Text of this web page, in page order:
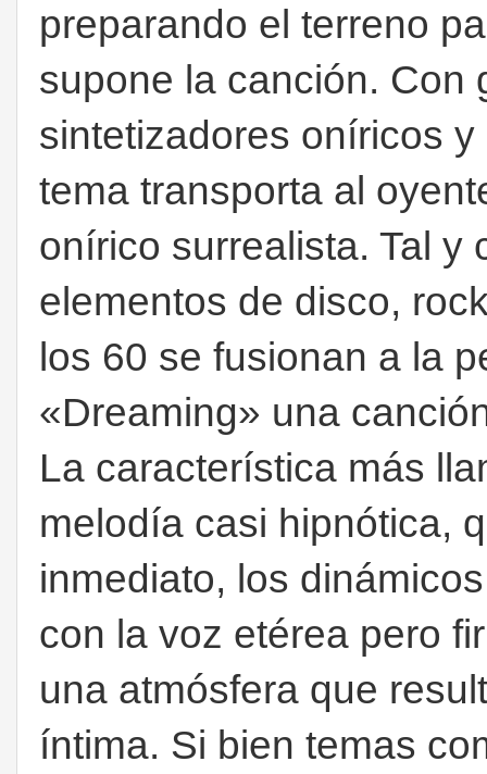
preparando el terreno
supone la canción. Con
sintetizadores oníricos
tema transporta al
onírico surrealista. Tal y
elementos de disco,
los 60 se fusionan a la
«Dreaming» una
La característica más
melodía casi hipnótica,
inmediato, los
con la voz etérea pero
una atmósfera que
íntima. Si bien temas